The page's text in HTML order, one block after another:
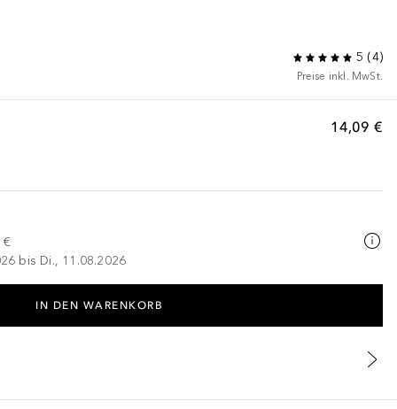
5 (4)
Preise inkl. MwSt.
14,09 €
€
bis Di., 11.08.2026
IN DEN WARENKORB